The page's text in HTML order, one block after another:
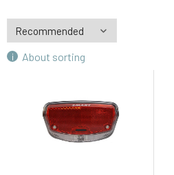
5.
světlo na přilbu
HI-LIGHT, OXFORD
41.7 EUR
světlo přední MAX1
32.4 EUR
About sorting